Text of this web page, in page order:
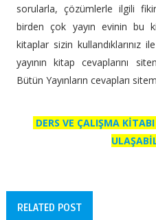
sorularla, çözümlerle ilgili
birden çok yayın evinin bu
kitaplar sizin kullandıklarınız
yayının kitap cevaplarını
Bütün Yayınların cevapları
DERS VE ÇALIŞMA
RELATED POST